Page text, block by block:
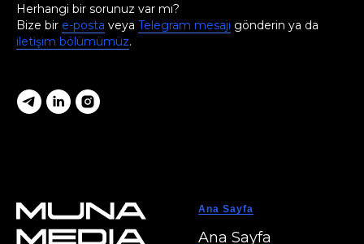
Herhangi bir sorunuz var mı?
Bize bir e-posta veya Telegram mesajı gönderin ya da
iletişim bölümümüz.
Ana Sayfa
Ana Sayfa